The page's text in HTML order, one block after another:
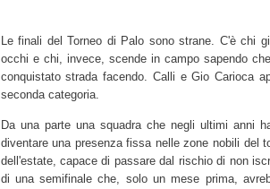
Le finali del Torneo di Palo sono strane. C'è chi
occhi e chi, invece, scende in campo sapendo
conquistato strada facendo. Calli e Gio Carioca
seconda categoria.
Da una parte una squadra che negli ultimi anni
diventare una presenza fissa nelle zone nobili del
dell'estate, capace di passare dal rischio di non
di una semifinale che, solo un mese prima,